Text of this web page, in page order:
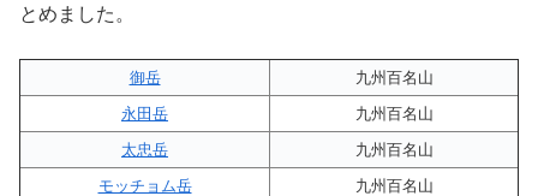
とめました。
御岳
九州百名山
永田岳
九州百名山
太忠岳
九州百名山
モッチョム岳
九州百名山